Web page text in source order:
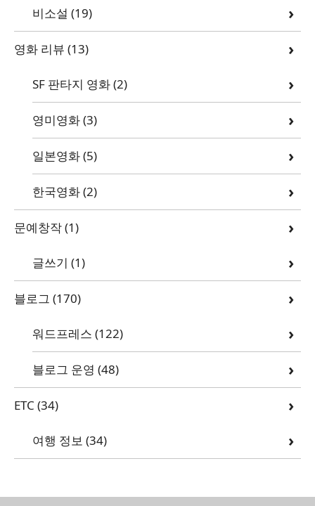
비소설 (19)
영화 리뷰 (13)
SF 판타지 영화(2)
영미영화(3)
일본영화(5)
한국영화(2)
문예창작(1)
글쓰기 (1)
블로그 (170)
워드프레스 (122)
블로그 운영 (48)
ETC (34)
여행 정보 (34)